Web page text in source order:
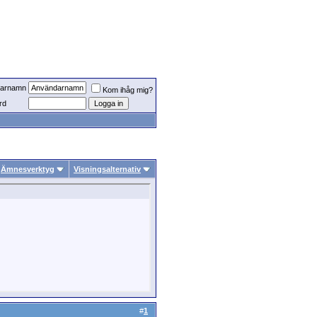
Kom ihåg mig?
Ämnesverktyg Visningsalternativ
#1